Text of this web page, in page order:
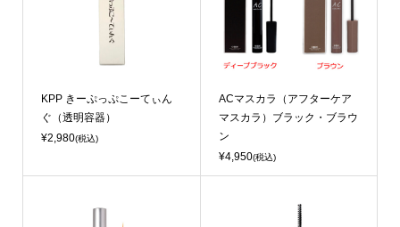
KPP きーぷっぷこーてぃん
ぐ（透明容器）
¥2,980(税込)
ACマスカラ（アフターケア
マスカラ）ブラック・ブラウ
ン
¥4,950(税込)